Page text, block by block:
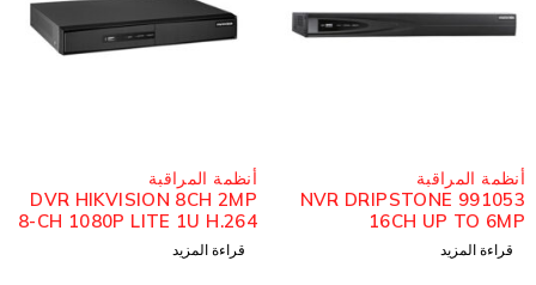
أنظمة المراقبة
NVR DRIPSTONE 991053
16CH UP TO 6MP
قراءة المزيد
أنظمة المراقبة
DVR HIKVISION 8CH 2MP
8-CH 1080P LITE 1U H.264
قراءة المزيد